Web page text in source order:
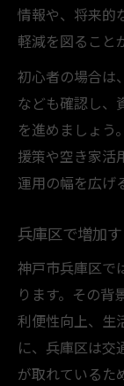
情報や、将来的
軽減を図ること
初心者の場合は
なども確認し、
を進めましょう
援策や空き家活
運用の幅を広げ
兵庫区で増加
神戸市兵庫区で
ります。その背
利便性向上、生
に、兵庫区は交
が取れているた